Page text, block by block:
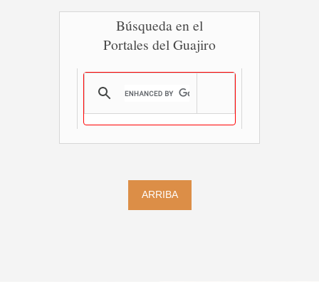
Búsqueda en el
Portales del Guajiro
ARRIBA